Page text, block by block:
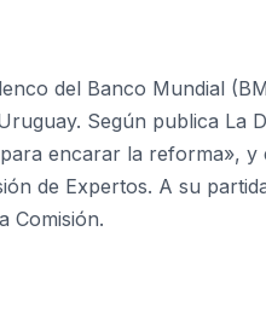
del Banco Mundial
Según publica La
encarar la reforma»,
de Expertos. A su
Comisión.